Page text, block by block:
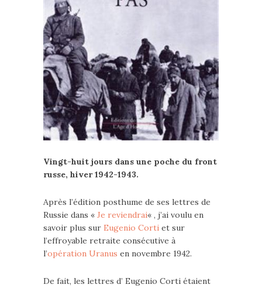
Vingt-huit jours dans une poche du front
russe, hiver 1942-1943.
Après l’édition posthume de ses lettres de
Russie dans « Je reviendrai« , j’ai voulu en
savoir plus sur Eugenio Corti et sur
l’effroyable retraite consécutive à
l’opération Uranus en novembre 1942.
De fait, les lettres d’ Eugenio Corti étaient